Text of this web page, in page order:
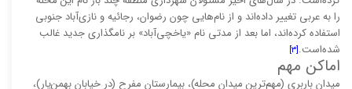
را به عربی تغییر داده‌اند و از نام‌هایی چون رضوان، رجائیه و نازی‌آباد جنوبی
استفاده کرده‌اند، اما بعد از مدتی نام «یاخچی‌آباد» بر نامگذاری جدید غالب
شده‌است.[۳]
اماکن مهم
میدان باربری (مهم‌ترین میدان محله)، بیمارستان مفرح (در خیابان بهمن‌یار)،